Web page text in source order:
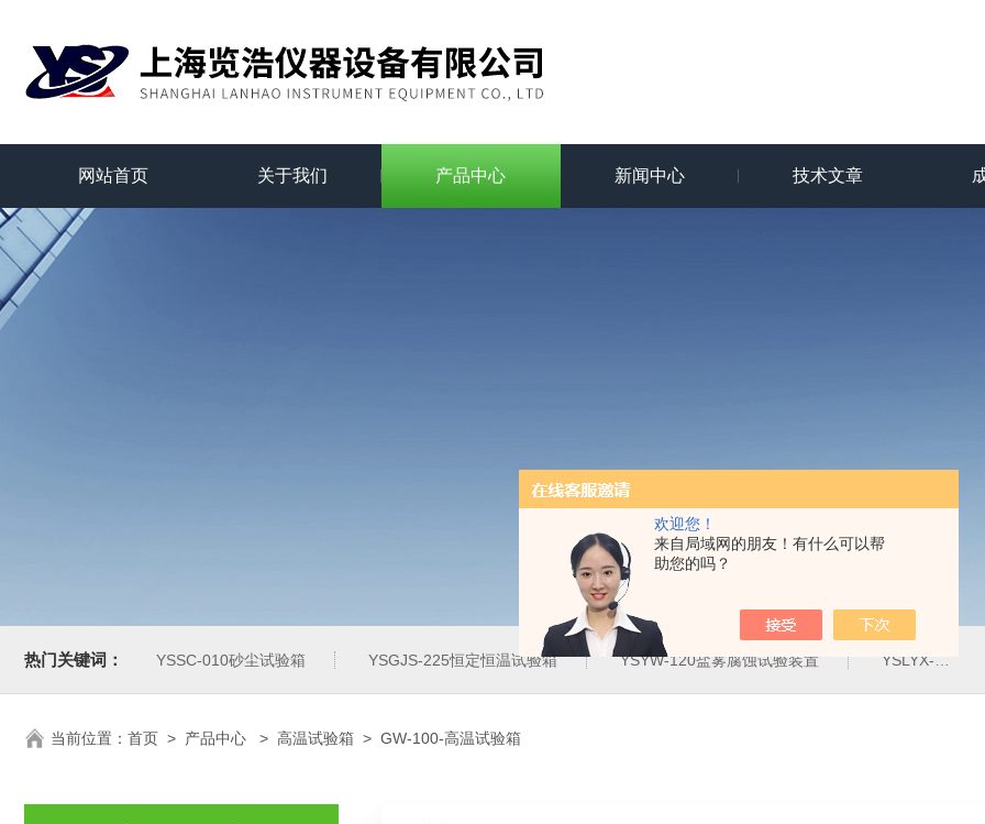
欢迎您！
来自局域网的朋友！有什么可以帮
助您的吗？
网站首页 关于我们 产品中心 新闻中心 技术文章
热门关键词： YSSC-010砂尘试验箱 YSGJS-225恒定恒温试验箱 YSYW-120盐雾腐蚀试验装置 YSLYX-010防水试验设备
当前位置： 首页 > 产品中心 > 高温试验箱 > GW-100-高温试验箱